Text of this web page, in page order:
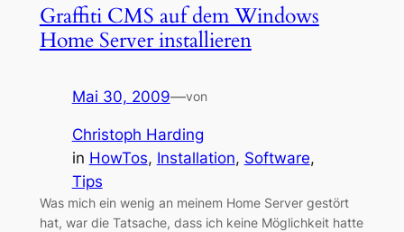
Graffiti CMS auf dem Windows
Home Server installieren
Mai 30, 2009—von
Christoph Harding
in HowTos, Installation, Software
Tips
Was mich ein wenig an meinem Home Server gestört
hat, war die Tatsache, dass ich keine Möglichkeit hatte